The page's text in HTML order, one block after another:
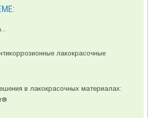
лакокрасочные
в лакокрасочных материалах: